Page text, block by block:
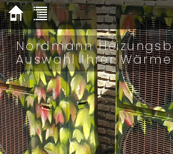
Nordmann
Auswahl Ihrer